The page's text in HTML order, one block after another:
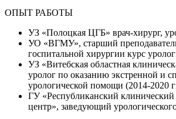
ОПЫТ РАБОТЫ
УЗ «Полоцкая ЦГБ» врач-хирург,
УО «ВГМУ», старший
госпитальной хирургии курс
УЗ «Витебская областная
уролог по оказанию экстренной и
урологической помощи (2014-2020
ГУ «Республиканский
центр», заведующий